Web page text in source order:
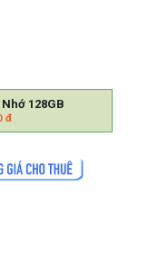
128GB
đ